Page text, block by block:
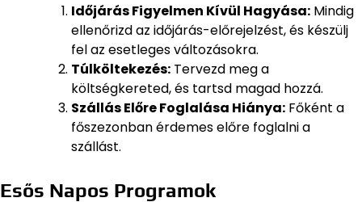
Időjárás Figyelmen Kívül Hagyása: Mindig
ellenőrizd az időjárás-előrejelzést, és készülj
fel az esetleges változásokra.
Túlköltekezés: Tervezd meg a
költségkereted, és tartsd magad hozzá.
Szállás Előre Foglalása Hiánya: Főként a
főszezonban érdemes előre foglalni a
szállást.
Esős Napos Programok